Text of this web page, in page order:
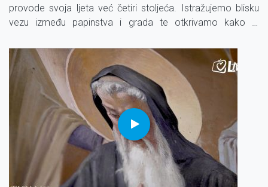
provode svoja ljeta već četiri stoljeća. Istražujemo blisku
vezu između papinstva i grada te otkrivamo kako je
tijekom Drugog svjetskog rata.